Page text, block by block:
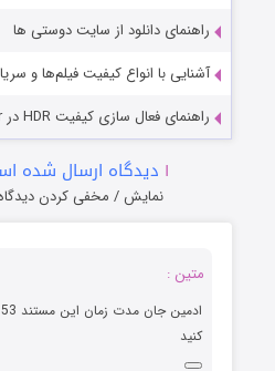
راهنمای دانلود از سایت دوستی ها
آشنایی با انواع کیفیت فیلم‌ها و
راهنمای فعال سازی کیفیت HDR در PotPlayer
۱ دیدگاه ارسال شده
نمایش / مخفی کردن
متین :
کنید